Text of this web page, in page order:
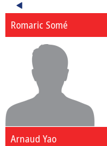
Romaric Somé
Arnaud Yao